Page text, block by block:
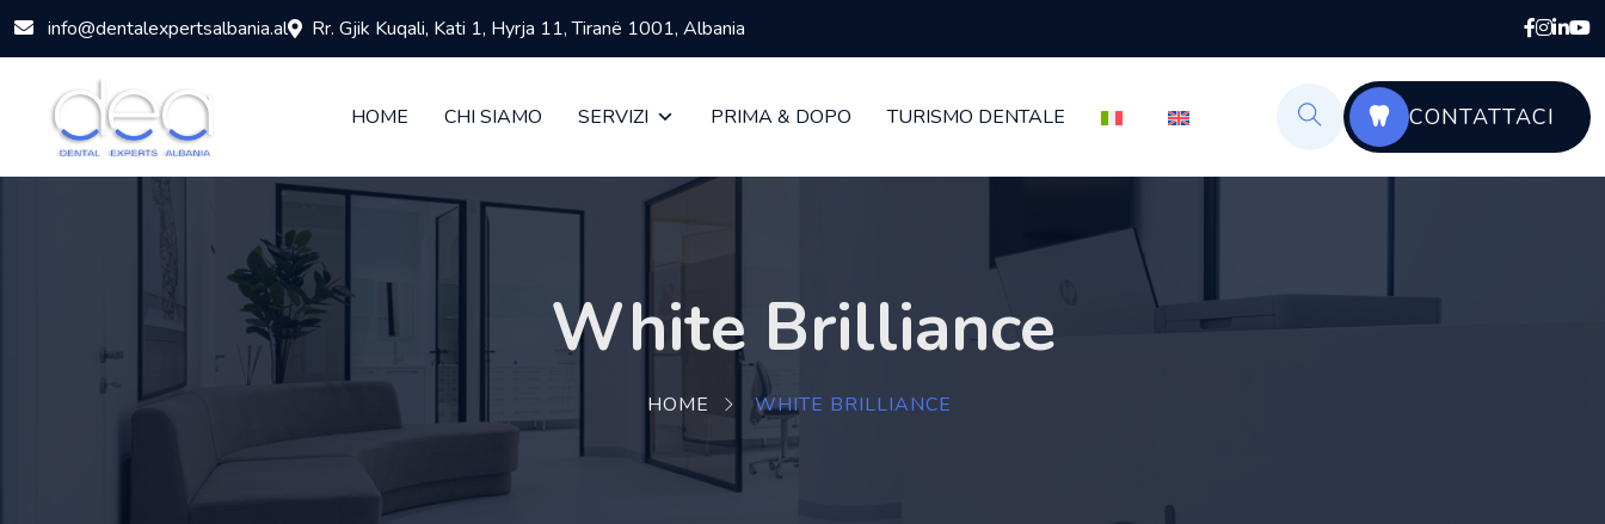
info@dentalexpertsalbania.al Rr. Gjik Kuqali, Kati 1, Hyrja 11, Tiranë 1001, Albania
HOME CHI SIAMO SERVIZI PRIMA & DOPO TURISMO DENTALE CONTATTACI
White Brilliance
HOME WHITE BRILLIANCE